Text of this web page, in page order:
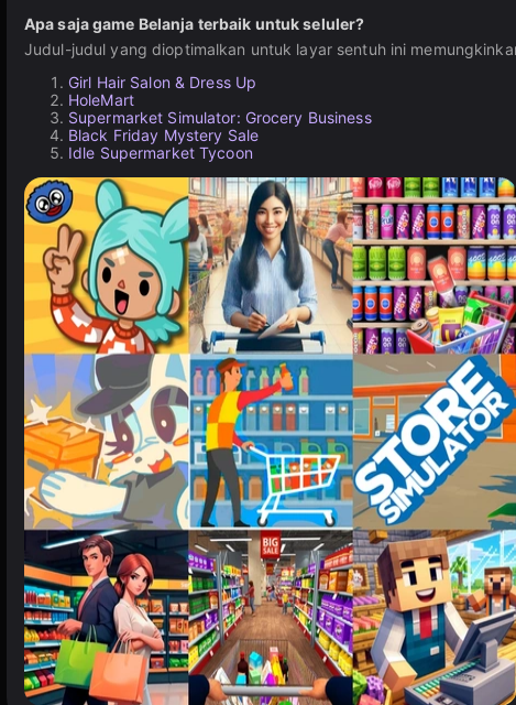
Apa saja game Belanja terbaik untuk seluler?
Judul-judul yang dioptimalkan untuk layar sentuh ini
Girl Hair Salon & Dress Up
HoleMart
Supermarket Simulator: Grocery Business
Black Friday Mystery Sale
Idle Supermarket Tycoon